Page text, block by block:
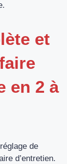
et
en 2 à
de
d’entretien.